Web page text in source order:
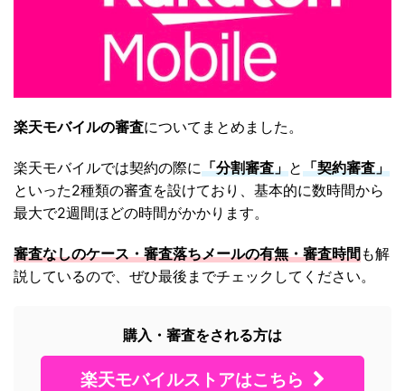
楽天モバイルの審査についてまとめました。
楽天モバイルでは契約の際に「分割審査」と「契約審査」
といった2種類の審査を設けており、基本的に数時間から
最大で2週間ほどの時間がかかります。
審査なしのケース・審査落ちメールの有無・審査時間も解
説しているので、ぜひ最後までチェックしてください。
購入・審査をされる方は
楽天モバイルストアはこちら